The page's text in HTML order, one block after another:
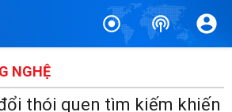
NGHỆ
thói quen tìm kiếm khiến